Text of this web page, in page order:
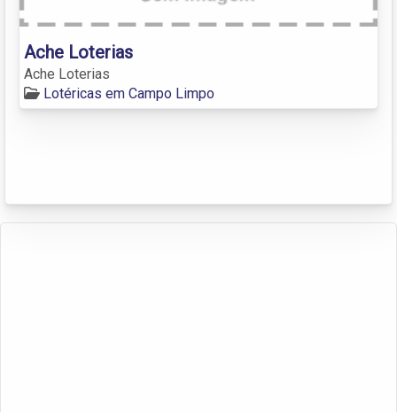
Ache Loterias
Ache Loterias
Lotéricas em Campo Limpo